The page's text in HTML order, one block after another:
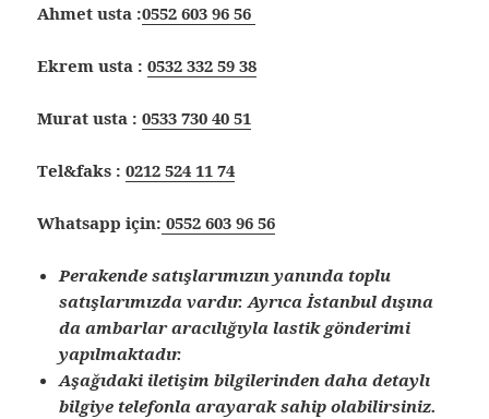
Ahmet usta :0552 603 96 56
Ekrem usta :0532 332 59 38
Murat usta :0533 730 40 51
Tel&faks :0212 524 11 74
Whatsapp için: 0552 603 96 56
Perakende satışlarımızın yanında toplu
satışlarımızda vardır. Ayrıca İstanbul dışına
da ambarlar aracılığıyla lastik gönderimi
yapılmaktadır.
Aşağıdaki iletişim bilgilerinden daha detaylı
bilgiye telefonla arayarak sahip olabilirsiniz.